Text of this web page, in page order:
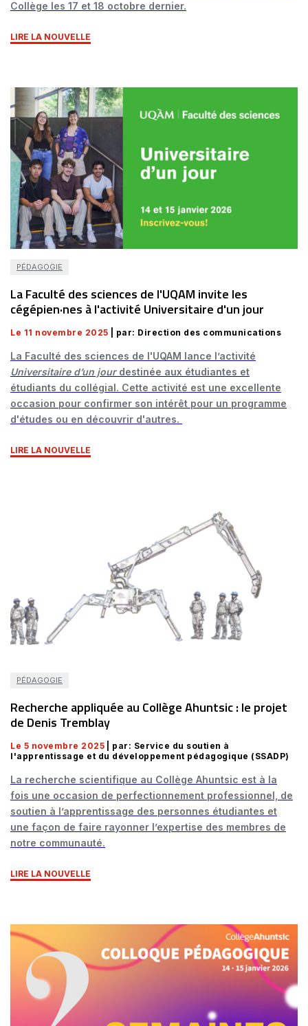
Collège les 17 et 18 octobre dernier.
LIRE LA NOUVELLE
PÉDAGOGIE
La Faculté des sciences de l'UQAM invite les
cégépien·nes à l'activité Universitaire d'un jour
Le 11 novembre 2025 | par: Direction des communications
La Faculté des sciences de l'UQAM lance l’activité
Universitaire d’un jourdestinée aux étudiantes et
étudiants du collégial. Cette activité est une excellente
occasion pour confirmer son intérêt pour un programme
d'études ou en découvrir d'autres.
LIRE LA NOUVELLE
PÉDAGOGIE
Recherche appliquée au Collège Ahuntsic : le projet
de Denis Tremblay
Le 5 novembre 2025
| par: Service du soutien à
l'apprentissage et du développement pédagogique (SSADP)
La recherche scientifique au Collège Ahuntsic est à la
fois une occasion de perfectionnement professionnel, de
soutien à l’apprentissage des personnes étudiantes et
une façon de faire rayonner l’expertise des membres de
notre communauté.
LIRE LA NOUVELLE